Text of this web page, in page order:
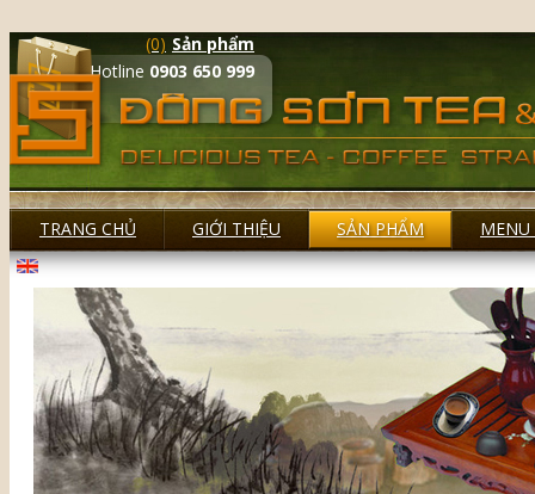
(0) Sản phẩm
Hotline 0903 650 999
TRANG CHỦ GIỚI THIỆU SẢN PHẨM MENU